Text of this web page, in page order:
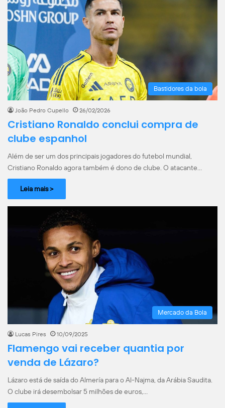
Bastidores da bola
João Pedro Cupello 26/02/2026
Cristiano Ronaldo conclui compra de
clube espanhol
Além de ser um dos principais jogadores do futebol mundial,
Cristiano Ronaldo agora também é dono de clube. O atacante…
Leia mais >
Mercado da Bola
Lucas Pires 10/09/2025
Flamengo vai receber quantia por
venda de Lázaro?
Lázaro está de saída do Almería para o Al-Najma, da Arábia Saudita.
O clube irá desembolsar 5 milhões de euros,…